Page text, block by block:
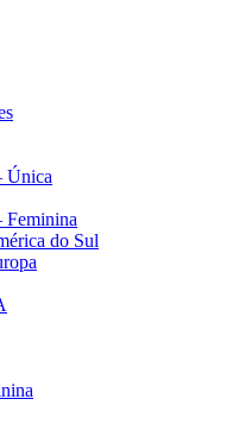
Única
Feminina
do Sul